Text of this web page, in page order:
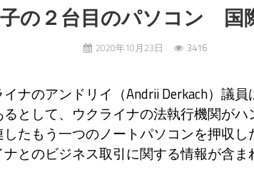
の２台目のパソコン 国
2020年10月23日 3416
ナのアンドリイ（Andrii Derkach）議員
として、ウクライナの法執行機関がハ
たもう一つのノートパソコンを押収し
とのビジネス取引に関する情報が含ま